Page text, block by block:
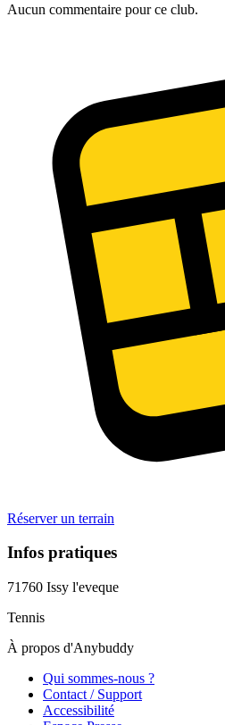
Aucun commentaire pour ce club.
Réserver un terrain
Infos pratiques
71760 Issy l'eveque
Tennis
À propos d'Anybuddy
Qui sommes-nous ?
Contact / Support
Accessibilité